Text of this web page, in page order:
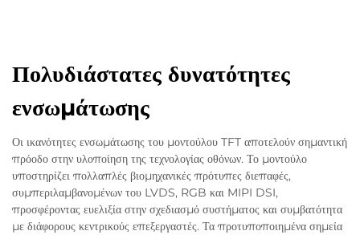
Πολυδιάστατες δυνατότητες
ενσωμάτωσης
Οι ικανότητες ενσωμάτωσης του μοντούλου TFT αποτελούν σημαντική
πρόοδο στην υλοποίηση της τεχνολογίας οθόνων. Το μοντούλο
υποστηρίζει πολλαπλές βιομηχανικές πρότυπες διεπαφές,
συμπεριλαμβανομένων του LVDS, RGB και MIPI DSI,
προσφέροντας ευελιξία στην σχεδιασμό συστήματος και συμβατότητα
με διάφορους κεντρικούς επεξεργαστές. Τα προτυποποιημένα σημεία